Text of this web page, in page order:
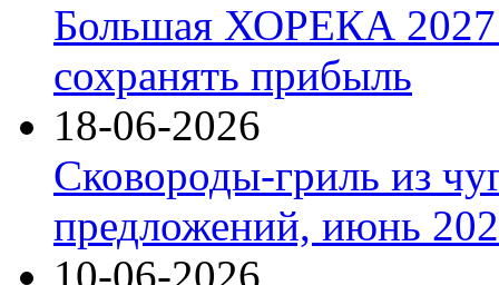
Большая ХОРЕКА 2027:
сохранять прибыль
18-06-2026
Сковороды-гриль из
предложений, июнь